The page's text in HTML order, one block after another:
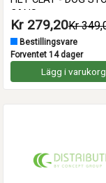
CANS
Kr 279,20Kr
Bestillingsvare
Forventet 14 dager
Lägg i